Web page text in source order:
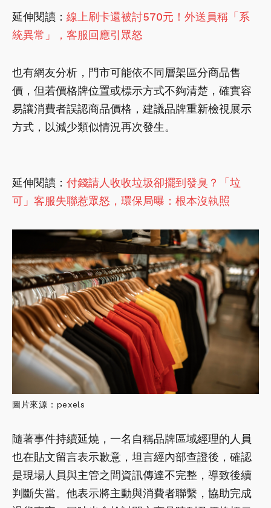
延伸閱讀： 線上刷卡還被討570元！外送員稱「系
統異常」，客服回應引眾怒
也有網友分析，門市可能依不同層架區分商品售
價，但若價格牌位置或標示方式不夠清楚，確實容
易讓消費者誤認商品價格，建議品牌重新檢視展示
方式，以減少類似情況再次發生。
延伸閱讀： 付錢請人收收垃圾卻擺到發臭？「垃
可」客服失聯惹眾怒，環保局曝：根本沒執照
圖片來源：pexels
隨著事件持續延燒，一名自稱品牌區域經理的人員
也在貼文留言表示歉意，坦言經內部查證後，確認
是現場人員與主管之間資訊傳達不完整，導致後續
判斷失當。他表示將主動與消費者聯繫，協助完成